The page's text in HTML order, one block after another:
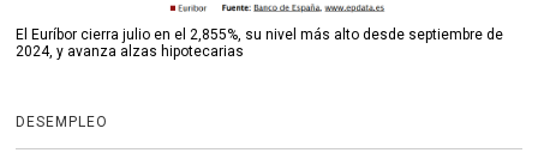
El Euríbor cierra julio en el 2,855%, su nivel más alto desde septiembre de
2024, y avanza alzas hipotecarias
DESEMPLEO